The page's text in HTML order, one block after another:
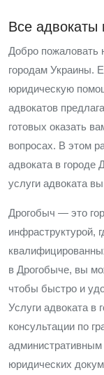
Все адвокаты
Добро пожаловать
городам Украины.
юридическую
адвокатов
готовых оказать
вопросах. В этом
адвоката в городе
услуги адвоката
Дрогобыч — это
инфраструктурой,
в Дрогобыче, вы
чтобы быстро и
Услуги адвоката в
консультации по
юридических